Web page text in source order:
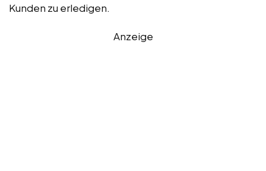
Kunden zu erledigen.
Anzeige